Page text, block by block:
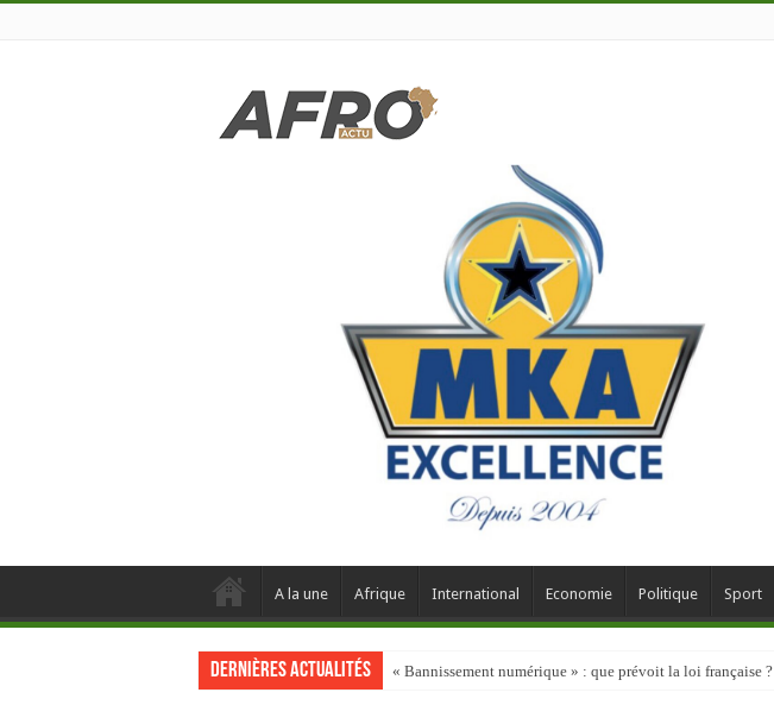
A la une Afrique International Economie Politique Sport
Dernières actualités « Bannissement numérique » : que prévoit la loi française ?